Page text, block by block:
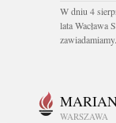
W dniu 4
lata Wacława
WARSZAWA